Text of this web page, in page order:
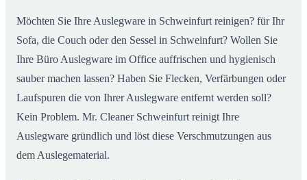
Möchten Sie Ihre Auslegware in Schweinfurt reinigen? für Ihr
Sofa, die Couch oder den Sessel in Schweinfurt? Wollen Sie
Ihre Büro Auslegware im Office auffrischen und hygienisch
sauber machen lassen? Haben Sie Flecken, Verfärbungen oder
Laufspuren die von Ihrer Auslegware entfernt werden soll?
Kein Problem. Mr. Cleaner Schweinfurt reinigt Ihre
Auslegware gründlich und löst diese Verschmutzungen aus
dem Auslegematerial.